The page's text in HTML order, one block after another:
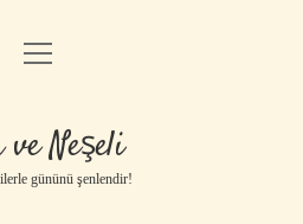
Anasayfa
Uyarı
menüyü
ve Neşeli
gününü şenlendir!